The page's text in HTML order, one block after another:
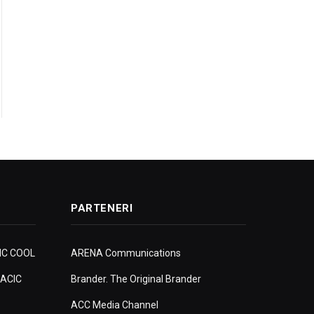
COOL
PARTENERI
ARENA Communications
Brander. The Original Brander
ACC Media Channel